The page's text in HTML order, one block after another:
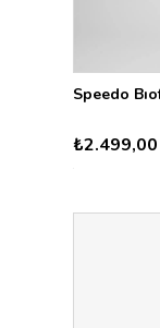
Speedo
₺2.499,00